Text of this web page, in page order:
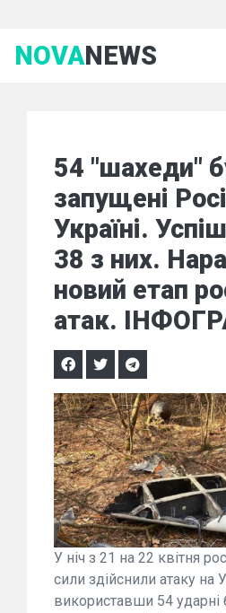
NOVANEWS
54 "шахеди"
запущені
Україні.
38 з них.
новий етап
атак.
У ніч з 21 на 22 квітня
сили здійснили атаку на
використавши 54 ударні